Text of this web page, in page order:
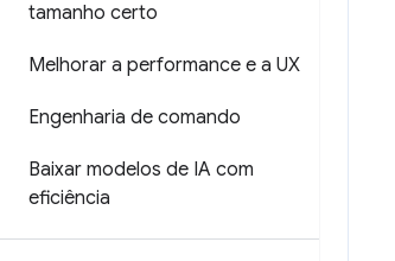
tamanho certo
Melhorar a performance e a UX
Engenharia de comando
Baixar modelos de IA com
eficiência